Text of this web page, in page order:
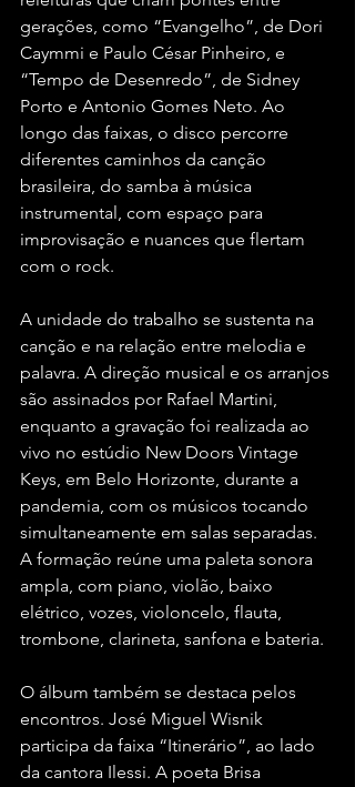
gerações, como “Evangelho”, de Dori
Caymmi e Paulo César Pinheiro, e
“Tempo de Desenredo”, de Sidney
Porto e Antonio Gomes Neto. Ao
longo das faixas, o disco percorre
diferentes caminhos da canção
brasileira, do samba à música
instrumental, com espaço para
improvisação e nuances que flertam
com o rock.
A unidade do trabalho se sustenta na
canção e na relação entre melodia e
palavra. A direção musical e os arranjos
são assinados por Rafael Martini,
enquanto a gravação foi realizada ao
vivo no estúdio New Doors Vintage
Keys, em Belo Horizonte, durante a
pandemia, com os músicos tocando
simultaneamente em salas separadas.
A formação reúne uma paleta sonora
ampla, com piano, violão, baixo
elétrico, vozes, violoncelo, flauta,
trombone, clarineta, sanfona e bateria.
O álbum também se destaca pelos
encontros. José Miguel Wisnik
participa da faixa “Itinerário”, ao lado
da cantora Ilessi. A poeta Brisa